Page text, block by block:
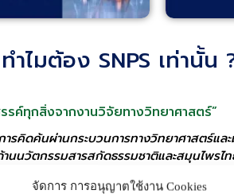
จัดการ การอนุญาตใช้งาน Cookies
ทำไมต้อง SNPS เท่านั้น
รค์ทุกสิ่งจากงานวิจัยทางวิทยาศาสตร์”
รคิดค้นผ่านกระบวนการทางวิทยาศาสตร์แ
นวัตกรรมสารสกัดธรรมชาติและสมุนไพร
ทธิภาพสูงสุด